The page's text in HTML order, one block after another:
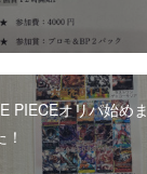
PIECEオリパ始めま
！